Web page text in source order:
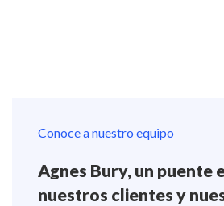
Conoce a nuestro equipo
Agnes Bury, un puente
nuestros clientes y